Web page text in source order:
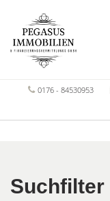
0176 - 84530953
Suchfilter